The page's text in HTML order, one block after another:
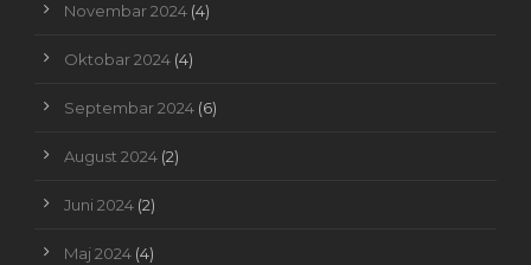
Novembar 2024 (4)
Oktobar 2024 (4)
Septembar 2024 (6)
August 2024 (2)
Juni 2024 (2)
Maj 2024 (4)